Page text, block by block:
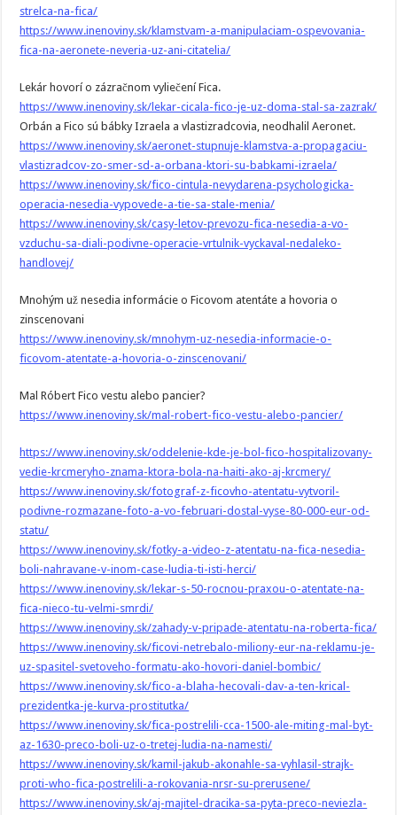
strelca-na-fica/
https://www.inenoviny.sk/klamstvam-a-manipulaciam-ospevovania-
fica-na-aeronete-neveria-uz-ani-citatelia/
Lekár hovorí o zázračnom vyliečení Fica.
https://www.inenoviny.sk/lekar-cicala-fico-je-uz-doma-stal-sa-zazrak/
Orbán a Fico sú bábky Izraela a vlastizradcovia, neodhalil Aeronet.
https://www.inenoviny.sk/aeronet-stupnuje-klamstva-a-propagaciu-
vlastizradcov-zo-smer-sd-a-orbana-ktori-su-babkami-izraela/
https://www.inenoviny.sk/fico-cintula-nevydarena-psychologicka-
operacia-nesedia-vypovede-a-tie-sa-stale-menia/
https://www.inenoviny.sk/casy-letov-prevozu-fica-nesedia-a-vo-
vzduchu-sa-diali-podivne-operacie-vrtulnik-vyckaval-nedaleko-
handlovej/
Mnohým už nesedia informácie o Ficovom atentáte a hovoria o
zinscenovani
https://www.inenoviny.sk/mnohym-uz-nesedia-informacie-o-
ficovom-atentate-a-hovoria-o-zinscenovani/
Mal Róbert Fico vestu alebo pancier?
https://www.inenoviny.sk/mal-robert-fico-vestu-alebo-pancier/
https://www.inenoviny.sk/oddelenie-kde-je-bol-fico-hospitalizovany-
vedie-krcmeryho-znama-ktora-bola-na-haiti-ako-aj-krcmery/
https://www.inenoviny.sk/fotograf-z-ficovho-atentatu-vytvoril-
podivne-rozmazane-foto-a-vo-februari-dostal-vyse-80-000-eur-od-
statu/
https://www.inenoviny.sk/fotky-a-video-z-atentatu-na-fica-nesedia-
boli-nahravane-v-inom-case-ludia-ti-isti-herci/
https://www.inenoviny.sk/lekar-s-50-rocnou-praxou-o-atentate-na-
fica-nieco-tu-velmi-smrdi/
https://www.inenoviny.sk/zahady-v-pripade-atentatu-na-roberta-fica/
https://www.inenoviny.sk/ficovi-netrebalo-miliony-eur-na-reklamu-je-
uz-spasitel-svetoveho-formatu-ako-hovori-daniel-bombic/
https://www.inenoviny.sk/fico-a-blaha-hecovali-dav-a-ten-krical-
prezidentka-je-kurva-prostitutka/
https://www.inenoviny.sk/fica-postrelili-cca-1500-ale-miting-mal-byt-
az-1630-preco-boli-uz-o-tretej-ludia-na-namesti/
https://www.inenoviny.sk/kamil-jakub-akonahle-sa-vyhlasil-strajk-
proti-who-fica-postrelili-a-rokovania-nrsr-su-prerusene/
https://www.inenoviny.sk/aj-majitel-dracika-sa-pyta-preco-neviezla-